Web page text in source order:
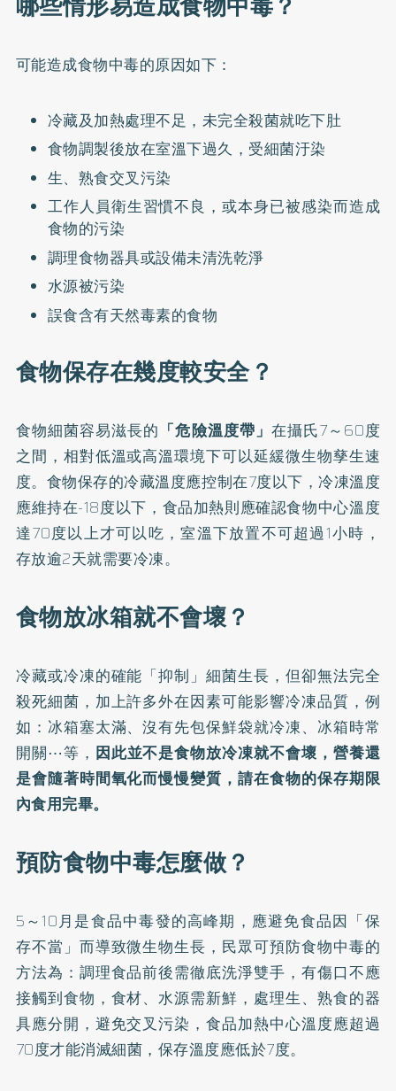
可能造成食物中毒的原因如下：
冷藏及加熱處理不足，未完全殺菌就吃下肚
食物調製後放在室溫下過久，受細菌汙染
生、熟食交叉污染
工作人員衛生習慣不良，或本身已被感染而造成
食物的污染
調理食物器具或設備未清洗乾淨
水源被污染
誤食含有天然毒素的食物
食物保存在幾度較安全？
食物細菌容易滋長的 「危險溫度帶」 在攝氏7～60度
之間，相對低溫或高溫環境下可以延緩微生物孳生速
度。食物保存的冷藏溫度應控制在7度以下，冷凍溫度
應維持在-18度以下，食品加熱則應確認食物中心溫度
達70度以上才可以吃，室溫下放置不可超過1小時，
存放逾2天就需要冷凍。
食物放冰箱就不會壞？
冷藏或冷凍的確能「抑制」細菌生長，但卻無法完全
殺死細菌，加上許多外在因素可能影響冷凍品質，例
如：冰箱塞太滿、沒有先包保鮮袋就冷凍、冰箱時常
開關⋯等， 因此並不是食物放冷凍就不會壞，營養還
是會隨著時間氧化而慢慢變質，請在食物的保存期限
內食用完畢。
預防食物中毒怎麼做？
5～10月是食品中毒發的高峰期，應避免食品因「保
存不當」而導致微生物生長，民眾可預防食物中毒的
方法為：調理食品前後需徹底洗淨雙手，有傷口不應
接觸到食物，食材、水源需新鮮，處理生、熟食的器
具應分開，避免交叉污染，食品加熱中心溫度應超過
70度才能消滅細菌，保存溫度應低於7度。